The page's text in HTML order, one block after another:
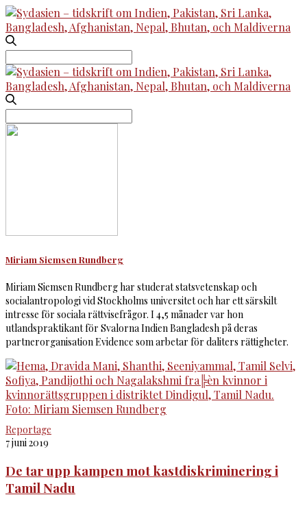
Search
for:
Search
for:
Miriam Siemsen Rundberg
Miriam Siemsen Rundberg har studerat statsvetenskap och
socialantropologi vid Stockholms universitet och har ett särskilt
intresse för sociala rättvisefrågor. I 4,5 månader var hon
utlandspraktikant för Svalorna Indien Bangladesh på deras
partnerorganisation Evidence som arbetar för daliters rättigheter.
Reportage
7 juni 2019
De tar upp kampen mot kastdiskriminering i
Tamil Nadu